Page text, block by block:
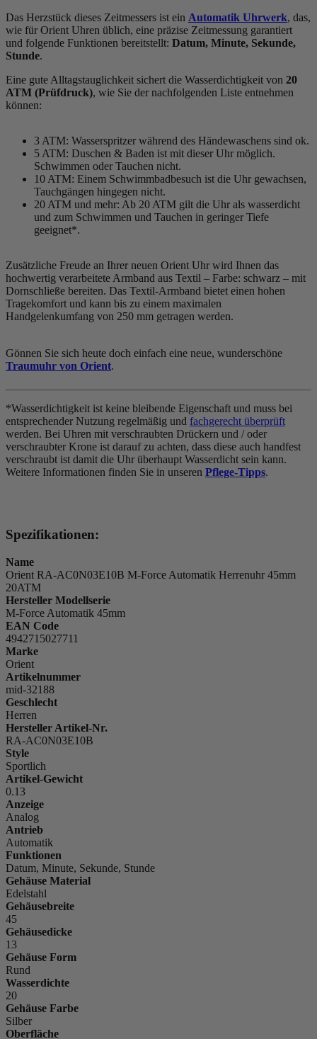
Das Herzstück dieses Zeitmessers ist ein Automatik Uhrwerk, das,
wie für Orient Uhren üblich, eine präzise Zeitmessung garantiert
und folgende Funktionen bereitstellt: Datum, Minute, Sekunde,
Stunde.
Eine gute Alltagstauglichkeit sichert die Wasserdichtigkeit von 20
ATM (Prüfdruck), wie Sie der nachfolgenden Liste entnehmen
können:
3 ATM: Wasserspritzer während des Händewaschens sind ok.
5 ATM: Duschen & Baden ist mit dieser Uhr möglich.
Schwimmen oder Tauchen nicht.
10 ATM: Einem Schwimmbadbesuch ist die Uhr gewachsen,
Tauchgängen hingegen nicht.
20 ATM und mehr: Ab 20 ATM gilt die Uhr als wasserdicht
und zum Schwimmen und Tauchen in geringer Tiefe
geeignet*.
Zusätzliche Freude an Ihrer neuen Orient Uhr wird Ihnen das
hochwertig verarbeitete Armband aus Textil – Farbe: schwarz – mit
Dornschließe bereiten. Das Textil-Armband bietet einen hohen
Tragekomfort und kann bis zu einem maximalen
Handgelenkumfang von 250 mm getragen werden.
Gönnen Sie sich heute doch einfach eine neue, wunderschöne
Traumuhr von Orient.
*Wasserdichtigkeit ist keine bleibende Eigenschaft und muss bei
entsprechender Nutzung regelmäßig und fachgerecht überprüft
werden. Bei Uhren mit verschraubten Drückern und / oder
verschraubter Krone ist darauf zu achten, dass diese auch handfest
verschraubt ist damit die Uhr überhaupt Wasserdicht sein kann.
Weitere Informationen finden Sie in unseren Pflege-Tipps.
Spezifikationen:
Name
Orient RA-AC0N03E10B M-Force Automatik Herrenuhr 45mm
20ATM
Hersteller Modellserie
M-Force Automatik 45mm
EAN Code
4942715027711
Marke
Orient
Artikelnummer
mid-32188
Geschlecht
Herren
Hersteller Artikel-Nr.
RA-AC0N03E10B
Style
Sportlich
Artikel-Gewicht
0.13
Anzeige
Analog
Antrieb
Automatik
Funktionen
Datum, Minute, Sekunde, Stunde
Gehäuse Material
Edelstahl
Gehäusebreite
45
Gehäusedicke
13
Gehäuse Form
Rund
Wasserdichte
20
Gehäuse Farbe
Silber
Oberfläche